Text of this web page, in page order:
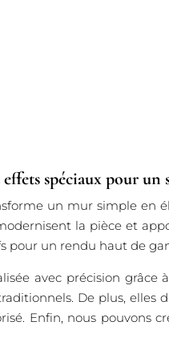
spéciaux pour un
un mur simple en
la pièce et
pour un rendu haut de
avec précision grâce
De plus, elles
Enfin, nous pouvons